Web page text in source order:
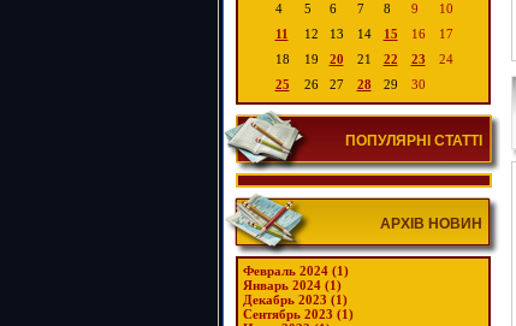
4
5 6 7 8 9
10
11
12 13 14 15 16
17
18
19 20 21 22 23
24
25
26 27 28 29 30
ПОПУЛЯРНІ СТАТТІ
АРХІВ НОВИН
Февраль 2024 (1)
Январь 2024 (1)
Декабрь 2023 (1)
Сентябрь 2023 (1)